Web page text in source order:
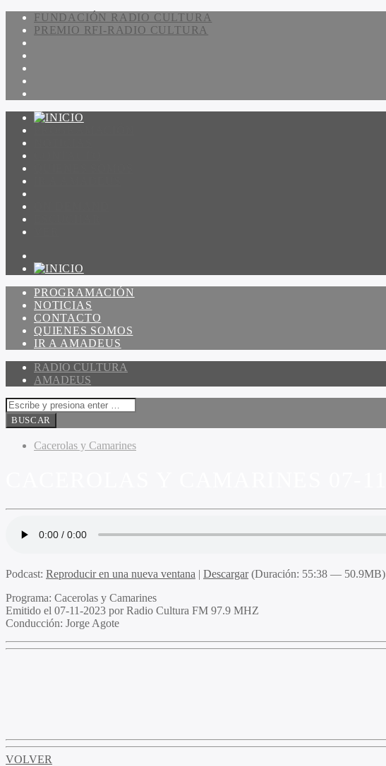
FUNDACIÓN RADIO CULTURA
PREMIO RFI-RADIO CULTURA
PROGRAMACIÓN
NOTICIAS
CONTACTO
QUIENES SOMOS
IR A AMADEUS
RADIO CULTURA
AMADEUS
Cacerolas y Camarines
Podcast: Reproducir en una nueva ventana | Descargar(Duración: 55:38 — 50.9MB)
Programa: Cacerolas y Camarines
Emitido el 07-11-2023 por Radio Cultura FM 97.9 MHZ
Conducción: Jorge Agote
VOLVER